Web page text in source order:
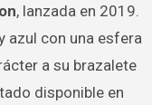
, lanzada en 2019.
azul con una esfera
a su brazalete
disponible en